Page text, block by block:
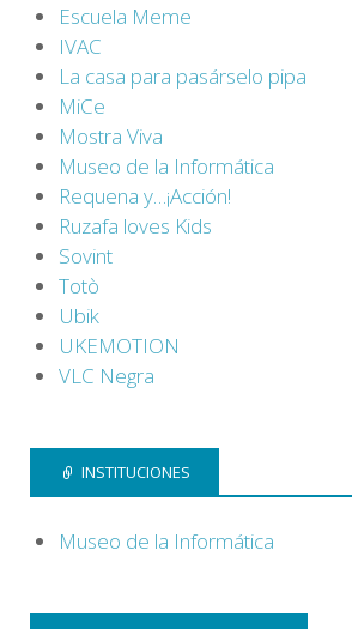
Escuela Meme
IVAC
La casa para pasárselo pipa
MiCe
Mostra Viva
Museo de la Informática
Requena y…¡Acción!
Ruzafa loves Kids
Sovint
Totò
Ubik
UKEMOTION
VLC Negra
INSTITUCIONES
Museo de la Informática